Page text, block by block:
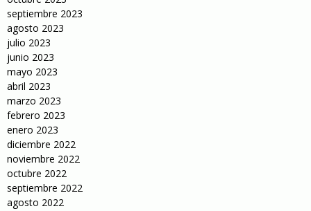
septiembre 2023
agosto 2023
julio 2023
junio 2023
mayo 2023
abril 2023
marzo 2023
febrero 2023
enero 2023
diciembre 2022
noviembre 2022
octubre 2022
septiembre 2022
agosto 2022